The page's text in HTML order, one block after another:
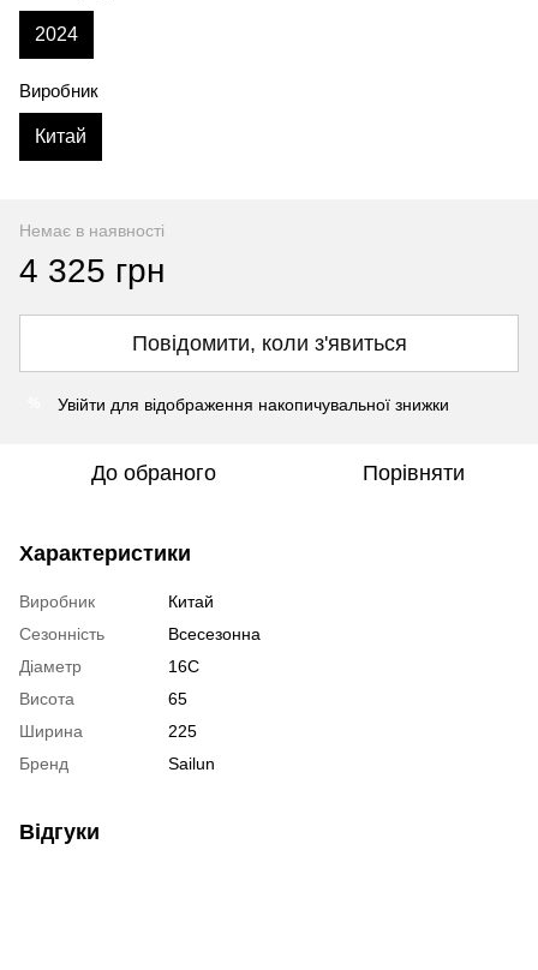
2024
Виробник
Китай
Немає в наявності
4 325 грн
Повідомити, коли з'явиться
Увійти для відображення накопичувальної знижки
До обраного Порівняти
Характеристики
Виробник
Китай
Сезонність
Всесезонна
Діаметр
16C
Висота
65
Ширина
225
Бренд
Sailun
Відгуки